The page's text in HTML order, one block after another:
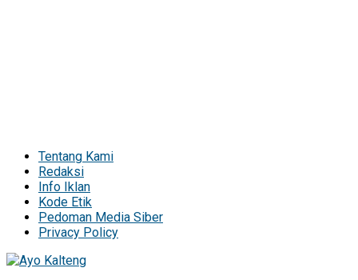
Tentang Kami
Redaksi
Info Iklan
Kode Etik
Pedoman Media Siber
Privacy Policy